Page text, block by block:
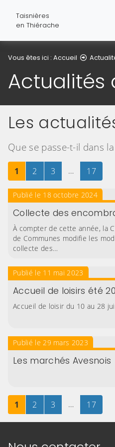
Taisnières
en Thiérache
Vous êtes ici : Accueil
Actualités
Les
Que se passe-t-il dans
Page
1 sur 17Page
2 sur 17Page
3sur 17
… Page
17sur 17
Publié le 18 octobre 2024
Collecte des
À compter de cette année, la
de Communes modifie les
collecte des…
Publié le 11 mai 2023
Accueil de loisirs été
Accueil de loisir du 10 au 28
Publié le 29 mars 2023
Les marchés Avesnois
Page
1 sur 17Page
2 sur 17Page
3sur 17
… Page
17sur 17